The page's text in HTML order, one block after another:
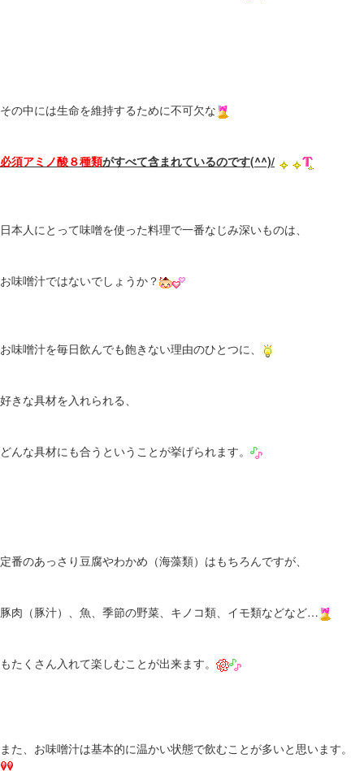
その中には生命を維持するために不可欠な
必須アミノ酸８種類がすべて含まれているのです(^^)/
日本人にとって味噌を使った料理で一番なじみ深いものは、
お味噌汁ではないでしょうか？
お味噌汁を毎日飲んでも飽きない理由のひとつに、
好きな具材を入れられる、
どんな具材にも合うということが挙げられます。
定番のあっさり豆腐やわかめ（海藻類）はもちろんですが、
豚肉（豚汁）、魚、季節の野菜、キノコ類、イモ類などなど…
もたくさん入れて楽しむことが出来ます。
また、お味噌汁は基本的に温かい状態で飲むことが多いと思います。